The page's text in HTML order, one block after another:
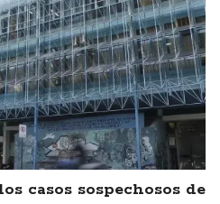
casos sospechosos de